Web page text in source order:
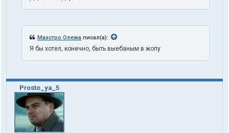
Маэстро Олежа писал(а):
Я бы хотел, конечно, быть выебаным в жопу
Prosto_ya_5